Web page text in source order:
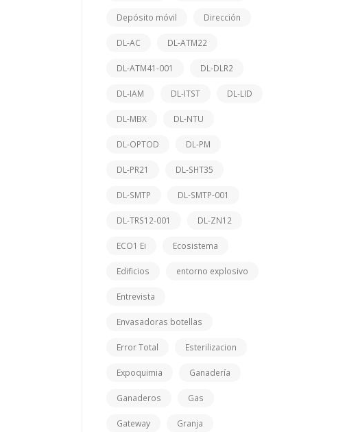
Depósito móvil Dirección
DL-AC DL-ATM22
DL-ATM41-001 DL-DLR2
DL-IAM DL-ITST DL-LID
DL-MBX DL-NTU
DL-OPTOD DL-PM
DL-PR21 DL-SHT35
DL-SMTP DL-SMTP-001
DL-TRS12-001 DL-ZN12
ECO1 Ei Ecosistema
Edificios entorno explosivo
Entrevista
Envasadoras botellas
Error Total Esterilizacion
Expoquimia Ganadería
Ganaderos Gas
Gateway Granja